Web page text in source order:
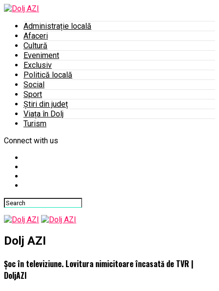
Administrație locală
Afaceri
Cultură
Eveniment
Exclusiv
Politică locală
Social
Sport
Știri din județ
Viața în Dolj
Turism
Connect with us
Dolj AZI
Șoc în televiziune. Lovitura nimicitoare încasată de TVR |
DoljAZI